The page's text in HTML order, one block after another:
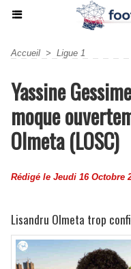
Accueil > Ligue 1
Yassine
moque
Olmeta (LOSC)
Rédigé le Jeudi 16 Octobre
Lisandru Olmeta trop